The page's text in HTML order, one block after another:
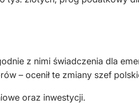
z nimi świadczenia dla
– ocenił te zmiany szef
oraz inwestycji.